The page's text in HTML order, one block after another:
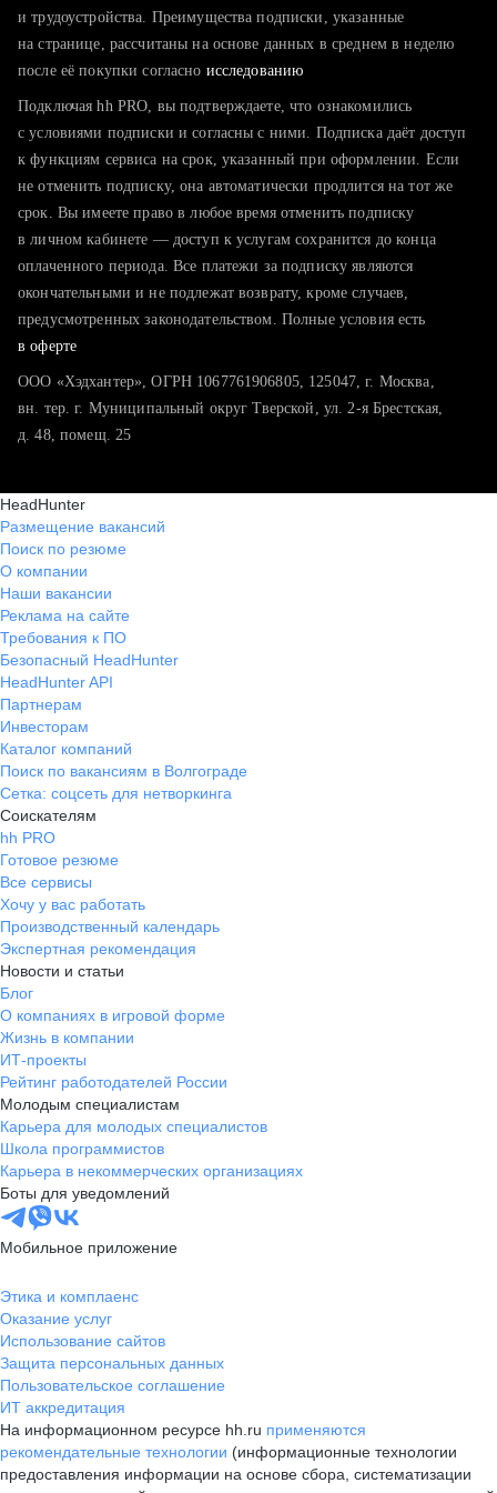
тратите много времени на поиск и вручную поднимаете
хотите сравнить себя с конкурентами и оценить шансы
и трудоустройства. Преимущества подписки, указанные
на странице, рассчитаны на основе данных в среднем в неделю
после её покупки согласно исследованию
Подключая hh PRO, вы подтверждаете, что ознакомились
с условиями подписки и согласны с ними. Подписка даёт доступ
к функциям сервиса на срок, указанный при оформлении. Если
не отменить подписку, она автоматически продлится на тот же
срок. Вы имеете право в любое время отменить подписку
в личном кабинете — доступ к услугам сохранится до конца
оплаченного периода. Все платежи за подписку являются
окончательными и не подлежат возврату, кроме случаев,
предусмотренных законодательством. Полные условия есть
в оферте
ООО «Хэдхантер», ОГРН 1067761906805, 125047, г. Москва,
вн. тер. г. Муниципальный округ Тверской, ул. 2-я Брестская,
д. 48, помещ. 25
HeadHunter
Размещение вакансий
Поиск по резюме
О компании
Наши вакансии
Реклама на сайте
Требования к ПО
Безопасный HeadHunter
HeadHunter API
Партнерам
Инвесторам
Каталог компаний
Поиск по вакансиям в Волгограде
Сетка: соцсеть для нетворкинга
Соискателям
hh PRO
Готовое резюме
Все сервисы
Хочу у вас работать
Производственный календарь
Экспертная рекомендация
Новости и статьи
Блог
О компаниях в игровой форме
Жизнь в компании
ИТ-проекты
Рейтинг работодателей России
Молодым специалистам
Карьера для молодых специалистов
Школа программистов
Карьера в некоммерческих организациях
Боты для уведомлений
Мобильное приложение
Этика и комплаенс
Оказание услуг
Использование сайтов
Защита персональных данных
Пользовательское соглашение
ИТ аккредитация
На информационном ресурсе hh.ru применяются
рекомендательные технологии (информационные технологии
предоставления информации на основе сбора, систематизации